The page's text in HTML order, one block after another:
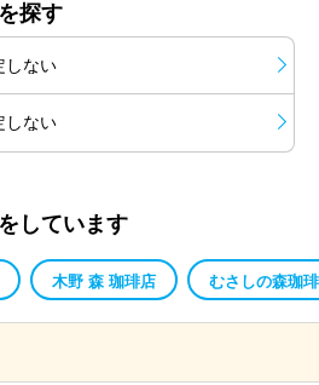
探す
しない
しない
しています
木野 森 珈琲店 むさしの森珈